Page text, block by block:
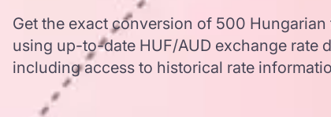
Get the exact conversion of 500
using up-to-date HUF/AUD exchange rate
including access to historical rate